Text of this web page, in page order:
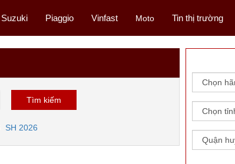
Suzuki Piaggio Vinfast Moto Tin thị trường
SH 2026